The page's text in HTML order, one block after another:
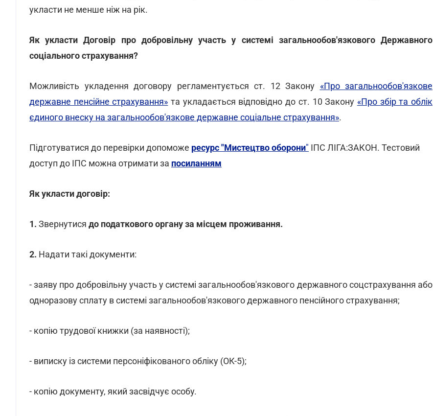
укласти не менше ніж на рік.
Як укласти Договір про добровільну участь у системі загальнообов'язкового Державного
соціального страхування?
Можливість укладення договору регламентується ст. 12 Закону «Про загальнообов'язкове
державне пенсійне страхування» та укладається відповідно до ст. 10 Закону «Про збір та облік
єдиного внеску на загальнообов'язкове державне соціальне страхування».
Підготуватися до перевірки допоможе ресурс "Мистецтво оборони" ІПС ЛІГА:ЗАКОН. Тестовий
доступ до ІПС можна отримати за посиланням
Як укласти договір:
1. Звернутися до податкового органу за місцем проживання.
2. Надати такі документи:
- заяву про добровільну участь у системі загальнообов'язкового державного соцстрахування або
одноразову сплату в системі загальнообов'язкового державного пенсійного страхування;
- копію трудової книжки (за наявності);
- виписку із системи персоніфікованого обліку (ОК-5);
- копію документу, який засвідчує особу.